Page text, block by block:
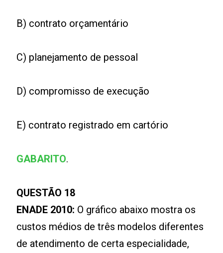
B) contrato orçamentário
C) planejamento de pessoal
D) compromisso de execução
E) contrato registrado em cartório
GABARITO.
QUESTÃO 18
ENADE 2010: O gráfico abaixo mostra os
custos médios de três modelos diferentes
de atendimento de certa especialidade,